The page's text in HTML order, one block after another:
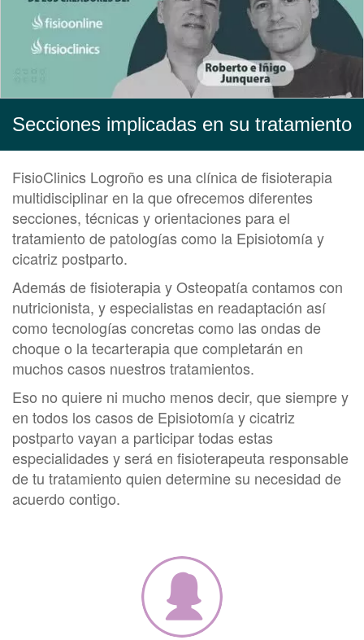
Secciones implicadas en su tratamiento
FisioClinics Logroño es una clínica de fisioterapia
multidisciplinar en la que ofrecemos diferentes
secciones, técnicas y orientaciones para el
tratamiento de patologías como la Episiotomía y
cicatriz postparto.
Además de fisioterapia y Osteopatía contamos con
nutricionista, y especialistas en readaptación así
como tecnologías concretas como las ondas de
choque o la tecarterapia que completarán en
muchos casos nuestros tratamientos.
Eso no quiere ni mucho menos decir, que siempre y
en todos los casos de Episiotomía y cicatriz
postparto vayan a participar todas estas
especialidades y será en fisioterapeuta responsable
de tu tratamiento quien determine su necesidad de
acuerdo contigo.